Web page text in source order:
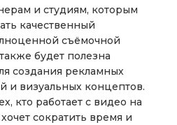
и студиям, которым
качественный
съёмочной
будет полезна
создания рекламных
и визуальных концептов.
кто работает с видео на
сократить время и